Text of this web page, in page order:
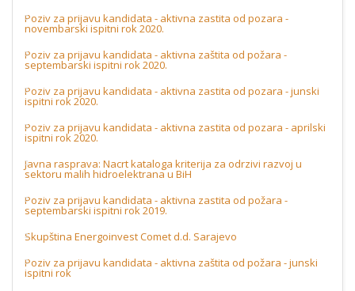
Poziv za prijavu kandidata - aktivna zastita od pozara -
novembarski ispitni rok 2020.
Poziv za prijavu kandidata - aktivna zaštita od požara -
septembarski ispitni rok 2020.
Poziv za prijavu kandidata - aktivna zastita od pozara - junski
ispitni rok 2020.
Poziv za prijavu kandidata - aktivna zastita od pozara - aprilski
ispitni rok 2020.
Javna rasprava: Nacrt kataloga kriterija za odrzivi razvoj u
sektoru malih hidroelektrana u BiH
Poziv za prijavu kandidata - aktivna zastita od požara -
septembarski ispitni rok 2019.
Skupština Energoinvest Comet d.d. Sarajevo
Poziv za prijavu kandidata - aktivna zaštita od požara - junski
ispitni rok